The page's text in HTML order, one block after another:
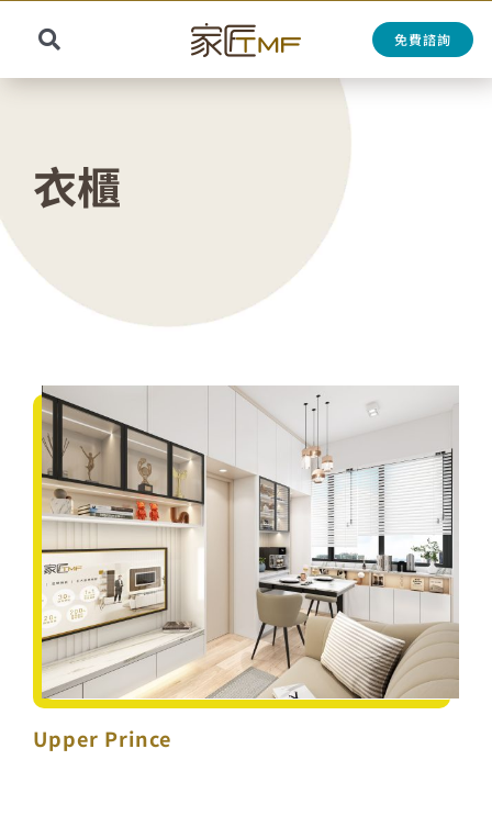
content
Toggle
Navigation
Search
免費諮詢
衣櫃
Upper Prince
Upper Prince